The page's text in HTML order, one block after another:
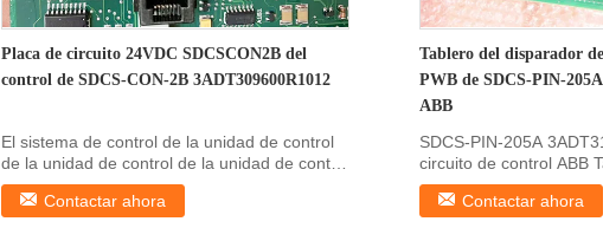
Placa de circuito 24VDC SDCSCON2B del
control de SDCS-CON-2B 3ADT309600R1012
El sistema de control de la unidad de control
de la unidad de control de la unidad de control
de la ...
Contactar ahora
Tablero del disparador
PWB de SDCS-PIN-
ABB
SDCS-PIN-205A
circuito de control ABB
Información sobre el ...
Contactar ahora